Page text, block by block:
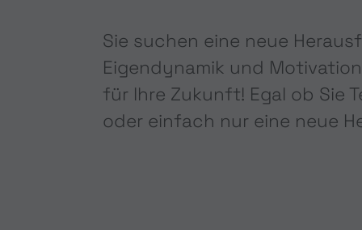
Sie suchen eine neue
Eigendynamik und
für Ihre Zukunft! Egal ob Sie
oder einfach nur eine neue